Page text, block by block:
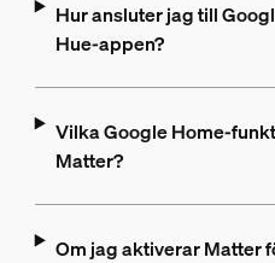
Hur ansluter jag till
Hue-appen?
Vilka Google Home-
Matter?
Om jag aktiverar Matter